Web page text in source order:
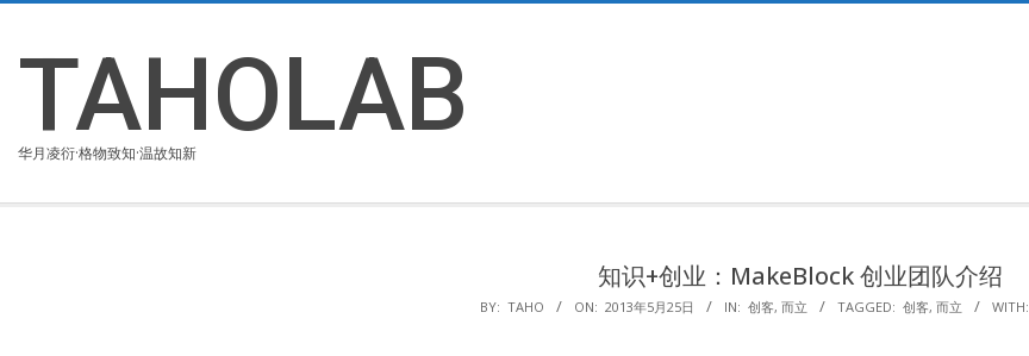
content
TAHOLAB
华月凌衍·格物致知·温故知新
知识+创业：MakeBlock 创业团队介绍
BY: TAHO ON: 2013年5月25日 IN: 创客, 而立 TAGGED: 创客, 而立 WITH: